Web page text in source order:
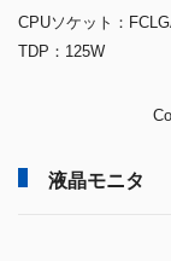
CPUソケット：
TDP：125W
液晶モニタ